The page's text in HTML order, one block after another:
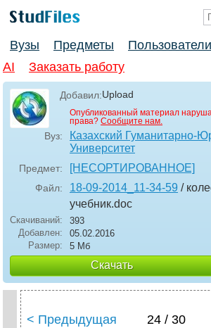
Вузы Предметы Пользователи
AI
Заказать работу
Добавил:Upload
Опубликованный материал
права? Сообщите нам.
Вуз:
Казахский Гуманитарно-
Университет
Предмет: [НЕСОРТИРОВАННОЕ]
Файл: 18-09-2014_11-34-59 /
учебник.doc
Скачиваний:
393
Добавлен:
05.02.2016
Размер:
5 Мб
Скачать
< Предыдущая 24 / 30